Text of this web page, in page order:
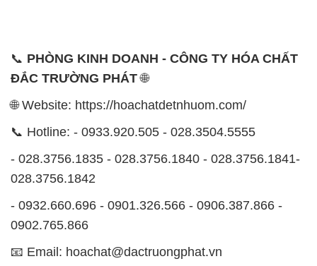
- 028.3756.1835 - 028.3756.1840 - 028.3756.1841-
0902.765.866
📧 Email: hoachat@dactruongphat.vn
ĐỊA CHỈ
1229C Quốc lộ 1A, Phường Bình Trị Đông B,
Quận Bình Tân, TP. Hồ Chí Minh